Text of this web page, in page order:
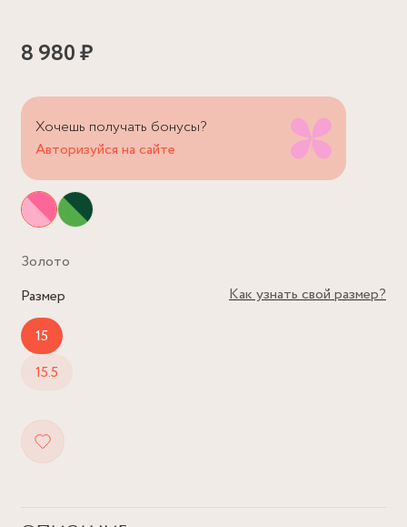
8 980 ₽
Хочешь получать бонусы?
Авторизуйся на сайте
Золото
Размер
15
15.5
Как узнать свой размер?